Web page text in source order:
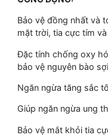
Bảo vệ đồng nhất và
mặt trời, tia cực tím
Đặc tính chống oxy
bảo vệ nguyên bào
Ngăn ngừa tăng sắc
Giúp ngăn ngừa ung
Bảo vệ mắt khỏi tia